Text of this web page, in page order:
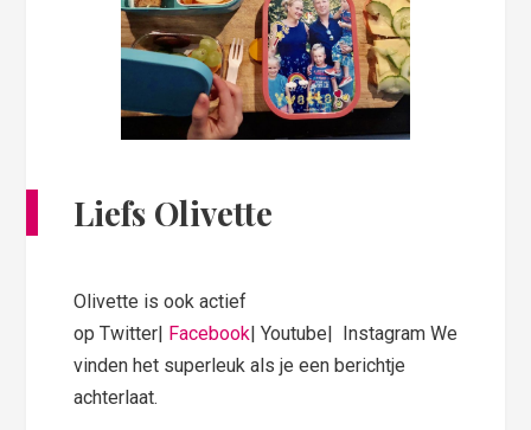
Liefs Olivette
Olivette is ook actief
op Twitter| Facebook| Youtube| Instagram We
vinden het superleuk als je een berichtje
achterlaat.